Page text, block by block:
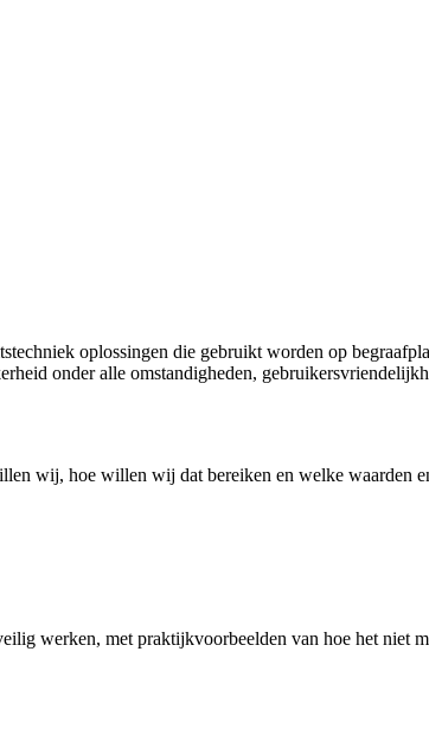
oplossingen die gebruikt worden op
onder alle omstandigheden,
wij, hoe willen wij dat bereiken en welke waarden
werken, met praktijkvoorbeelden van hoe het niet